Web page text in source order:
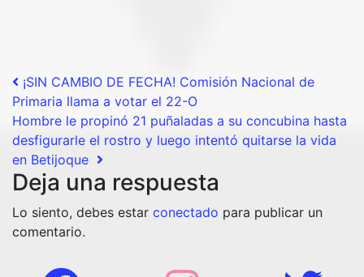
Post navigation
¡SIN CAMBIO DE FECHA! Comisión Nacional de
Primaria llama a votar el 22-O
Hombre le propinó 21 puñaladas a su concubina hasta
desfigurarle el rostro y luego intentó quitarse la vida
en Betijoque
Deja una respuesta
Lo siento, debes estar conectado para publicar un
comentario.